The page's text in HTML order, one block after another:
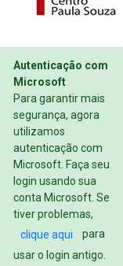
Autenticação com
Microsoft
Para garantir mais
segurança, agora
utilizamos
autenticação com
Microsoft. Faça seu
login usando sua
conta Microsoft. Se
tiver problemas,
clique aqui
para
usar o login antigo.